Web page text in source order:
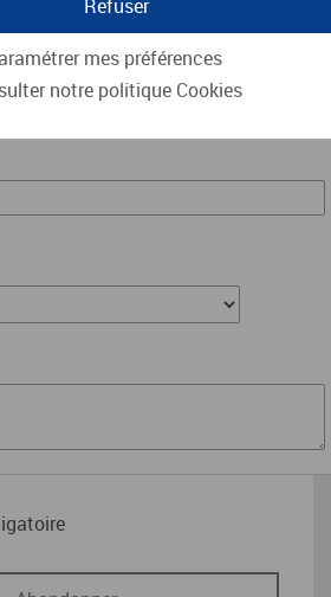
Refuser
mes préférences
notre politique Cookies